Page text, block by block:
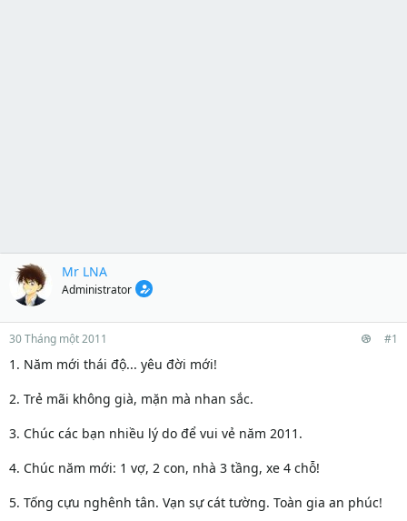
Mr LNA
Administrator
30 Tháng một 2011 #1
1. Năm mới thái độ... yêu đời mới!
2. Trẻ mãi không già, mặn mà nhan sắc.
3. Chúc các bạn nhiều lý do để vui vẻ năm 2011.
4. Chúc năm mới: 1 vợ, 2 con, nhà 3 tầng, xe 4 chỗ!
5. Tống cựu nghênh tân. Vạn sự cát tường. Toàn gia an phúc!